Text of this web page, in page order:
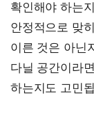
확인해야 하는
안정적으로 맞
이른 것은 아닌
다닐 공간이라
하는지도 고민